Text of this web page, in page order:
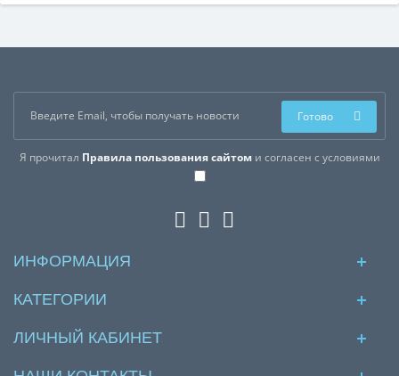
Я прочитал Правила пользования сайтоми согласен с условиями
Готово
ИНФОРМАЦИЯ
КАТЕГОРИИ
ЛИЧНЫЙ КАБИНЕТ